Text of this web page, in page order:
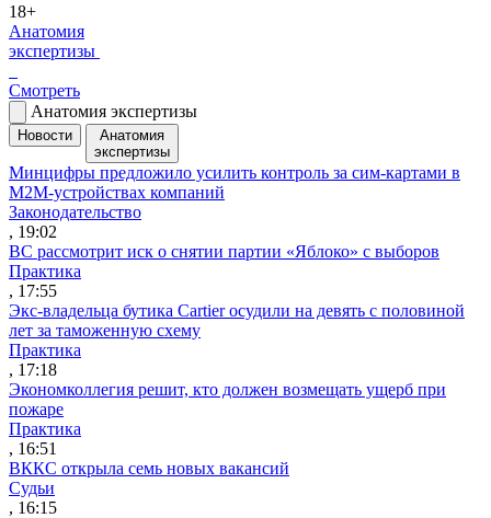
18+
Анатомия
экспертизы
Смотреть
Анатомия экспертизы
Новости
Анатомия
экспертизы
Минцифры предложило усилить контроль за сим-картами в
M2M-устройствах компаний
Законодательство
, 19:02
ВС рассмотрит иск о снятии партии «Яблоко» с выборов
Практика
, 17:55
Экс-владельца бутика Cartier осудили на девять с половиной
лет за таможенную схему
Практика
, 17:18
Экономколлегия решит, кто должен возмещать ущерб при
пожаре
Практика
, 16:51
ВККС открыла семь новых вакансий
Судьи
, 16:15